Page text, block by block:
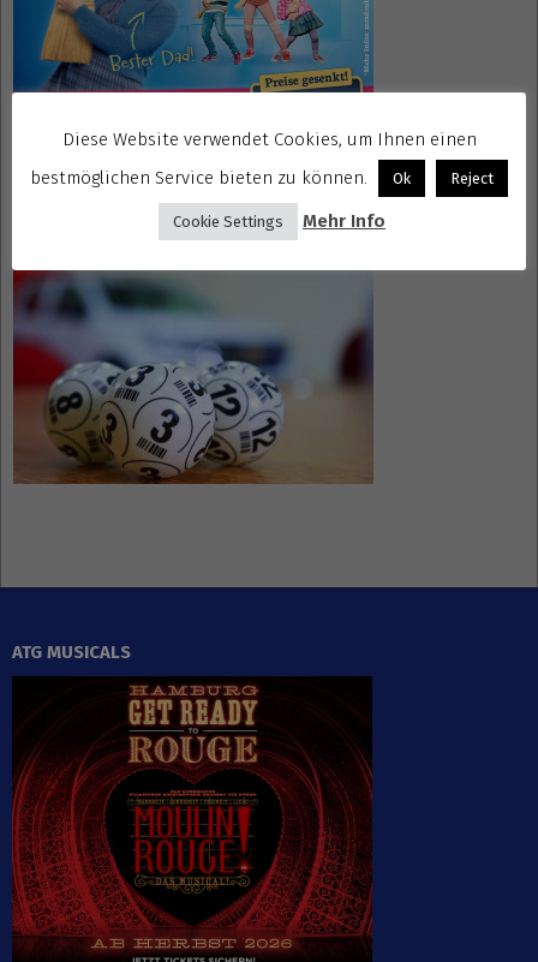
Gewinnspiele kostenlos seriös
ATG MUSICALS
Diese Website verwendet Cookies, um Ihnen einen
bestmöglichen Service bieten zu können.
Ok Reject
Cookie Settings Mehr Info